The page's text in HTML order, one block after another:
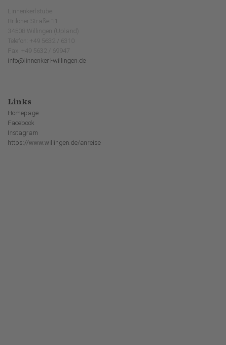
Linnenkerlstube
Briloner Straße 11
34508 Willingen (Upland)
Telefon: +49 5632 / 6310
Fax: +49 5632 / 69947
info@linnenkerl-willingen.de
Links
Homepage
Facebook
Instagram
https://www.willingen.de/anreise